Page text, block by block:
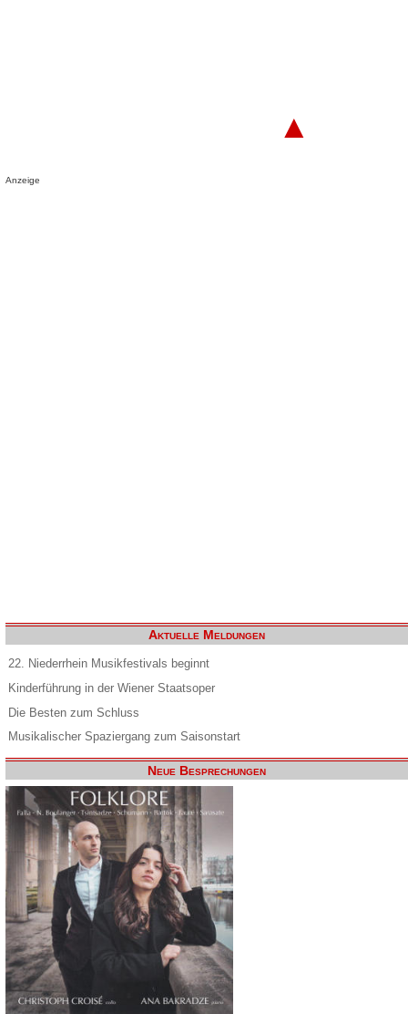
▲
Anzeige
Aktuelle Meldungen
22. Niederrhein Musikfestivals beginnt
Kinderführung in der Wiener Staatsoper
Die Besten zum Schluss
Musikalischer Spaziergang zum Saisonstart
Neue Besprechungen